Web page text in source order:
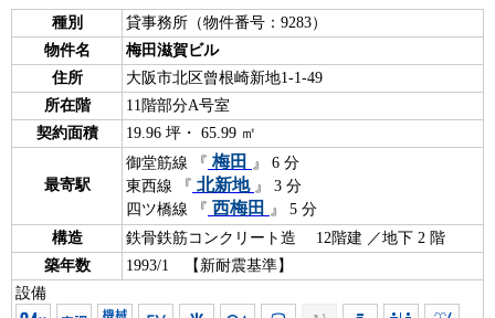
種別
貸事務所（物件番号：9283）
物件名
梅田滋賀ビル
住所
大阪市北区曾根崎新地1-1-49
所在階
11階部分A号室
契約面積
19.96 坪・ 65.99 ㎡
最寄駅
御堂筋線 『 梅田 』 6 分
東西線 『 北新地 』 3 分
四ツ橋線 『 西梅田 』 5 分
構造
鉄骨鉄筋コンクリート造 12階建 ／地下 2 階
築年数
1993/1 【新耐震基準】
設備